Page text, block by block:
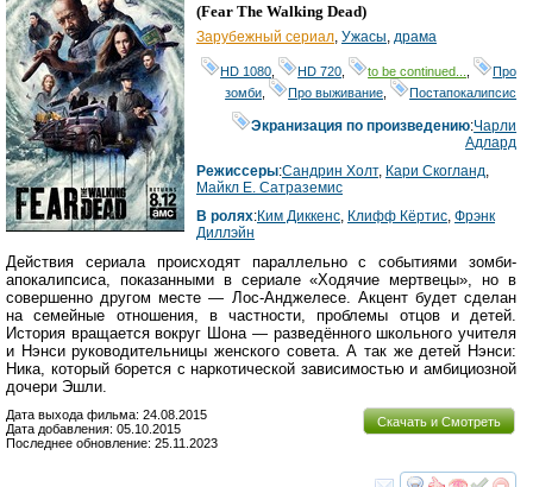
(Fear The Walking Dead)
Зарубежный сериал Ужасы драма
HD 1080 HD 720 to be continued...
Про
зомби
Про выживание Постапокалипсис
Экранизация по произведению:Чарли
Адлард
Режиссеры:Сандрин Холт, Кари Скогланд
Майкл Е. Сатраземис
В ролях:Ким Диккенс Клифф Кёртис Фрэнк
Диллэйн
Действия сериала происходят параллельно с событиями зомби-
апокалипсиса, показанными в сериале «Ходячие мертвецы», но в
совершенно другом месте — Лос-Анджелесе. Акцент будет сделан
на семейные отношения, в частности, проблемы отцов и детей.
История вращается вокруг Шона — разведённого школьного учителя
и Нэнси руководительницы женского совета. А так же детей Нэнси:
Ника, который борется с наркотической зависимостью и амбициозной
дочери Эшли.
Скачать и Смотреть
Дата выхода фильма: 24.08.2015
Дата добавления: 05.10.2015
Последнее обновление: 25.11.2023